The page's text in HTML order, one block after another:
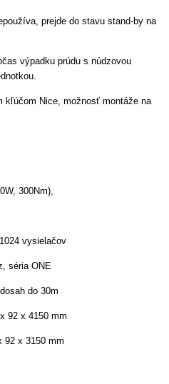
prejde do stavu stand-by na
výpadku prúdu s núdzovou
kľúčom Nice, možnosť montáže na
300Nm),
vysielačov
séria ONE
do 30m
92 x 4150 mm
92 x 3150 mm